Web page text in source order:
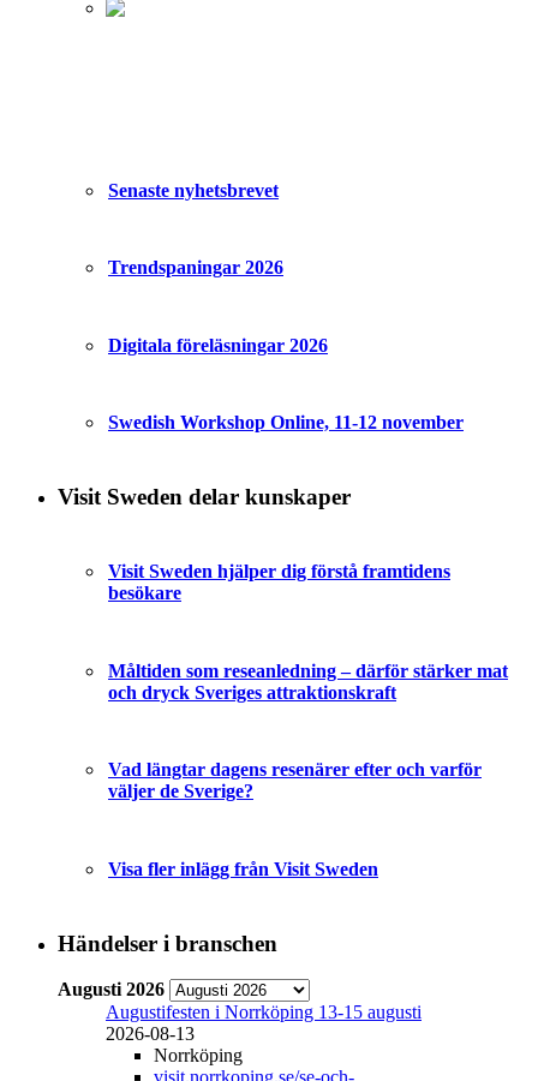
Senaste nyhetsbrevet
Trendspaningar 2026
Digitala föreläsningar 2026
Swedish Workshop Online, 11-12 november
Visit Sweden delar kunskaper
Visit Sweden hjälper dig förstå framtidens
besökare
Måltiden som reseanledning – därför stärker mat
och dryck Sveriges attraktionskraft
Vad längtar dagens resenärer efter och varför
väljer de Sverige?
Visa fler inlägg från Visit Sweden
Händelser i branschen
Augusti 2026
Augustifesten i Norrköping 13-15 augusti
2026-08-13
Norrköping